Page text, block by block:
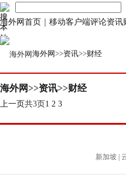
海外网首页 移动客户端评论资讯
海外网>>资讯>>财经
海外网>>资讯>>财经
上一页共3页1 2 3
新加坡